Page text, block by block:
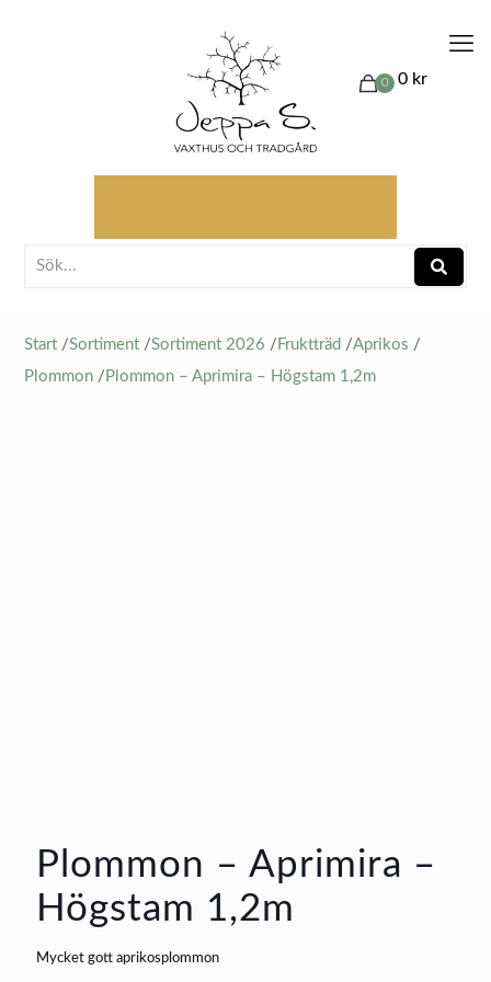
0 0 kr
Start /Sortiment /Sortiment 2026 / Fruktträd /Aprikos /
Plommon / Plommon – Aprimira – Högstam 1,2m
Plommon – Aprimira –
Högstam 1,2m
Mycket gott aprikosplommon